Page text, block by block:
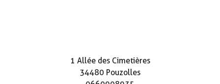
1 Allée des Cimetières
34480 Pouzolles